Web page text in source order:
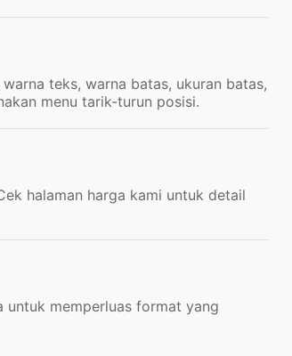
teks, warna batas, ukuran batas,
menu tarik-turun posisi.
halaman harga kami untuk detail
untuk memperluas format yang